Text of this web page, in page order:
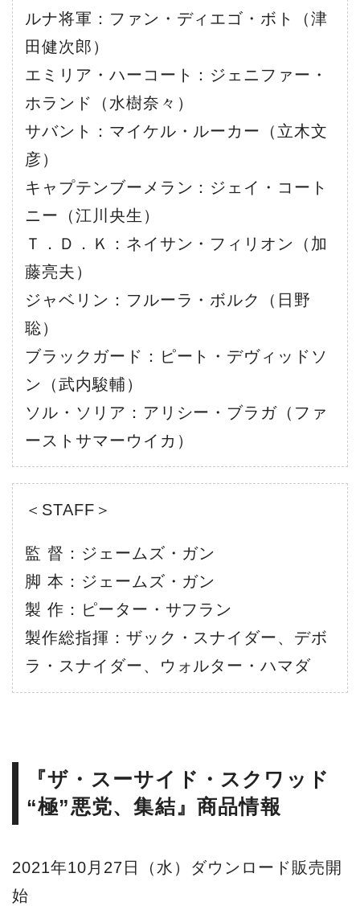
ルナ将軍：ファン・ディエゴ・ボト（津
田健次郎）
エミリア・ハーコート：ジェニファー・
ホランド（水樹奈々）
サバント：マイケル・ルーカー（立木文
彦）
キャプテンブーメラン：ジェイ・コート
ニー（江川央生）
Ｔ．Ｄ．Ｋ：ネイサン・フィリオン（加
藤亮夫）
ジャベリン：フルーラ・ボルク（日野
聡）
ブラックガード：ピート・デヴィッドソ
ン（武内駿輔）
ソル・ソリア：アリシー・ブラガ（ファ
ーストサマーウイカ）
＜STAFF＞
監 督：ジェームズ・ガン
脚 本：ジェームズ・ガン
製 作：ピーター・サフラン
製作総指揮：ザック・スナイダー、デボ
ラ・スナイダー、ウォルター・ハマダ
『ザ・スーサイド・スクワッド
“極”悪党、集結』商品情報
2021年10月27日（水）ダウンロード販売開
始